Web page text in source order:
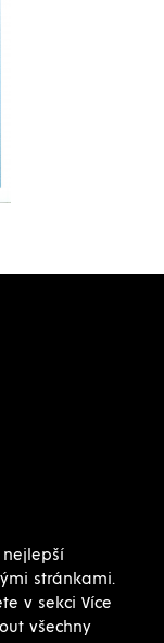
nejlepší
stránkami.
v sekci Více
všechny